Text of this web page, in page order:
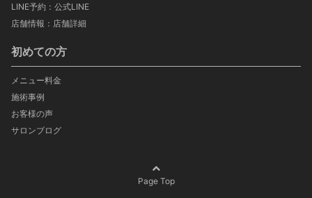
LINE予約： 公式LINE
店舗情報： 店舗詳細
初めての方
メニュー料金
施術事例
お客様の声
サロンブログ
Page Top